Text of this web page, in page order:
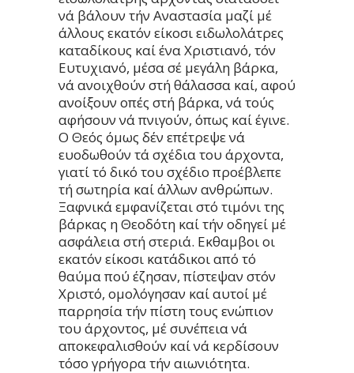
νά βάλουν τήν Αναστασία μαζί μέ
άλλους εκατόν είκοσι ειδωλολάτρες
καταδίκους καί ένα Χριστιανό, τόν
Ευτυχιανό, μέσα σέ μεγάλη βάρκα,
νά ανοιχθούν στή θάλασσα καί, αφού
ανοίξουν οπές στή βάρκα, νά τούς
αφήσουν νά πνιγούν, όπως καί έγινε.
Ο Θεός όμως δέν επέτρεψε νά
ευοδωθούν τά σχέδια του άρχοντα,
γιατί τό δικό του σχέδιο προέβλεπε
τή σωτηρία καί άλλων ανθρώπων.
Ξαφνικά εμφανίζεται στό τιμόνι της
βάρκας η Θεοδότη καί τήν οδηγεί μέ
ασφάλεια στή στεριά. Εκθαμβοι οι
εκατόν είκοσι κατάδικοι από τό
θαύμα πού έζησαν, πίστεψαν στόν
Χριστό, ομολόγησαν καί αυτοί μέ
παρρησία τήν πίστη τους ενώπιον
του άρχοντος, μέ συνέπεια νά
αποκεφαλισθούν καί νά κερδίσουν
τόσο γρήγορα τήν αιωνιότητα.